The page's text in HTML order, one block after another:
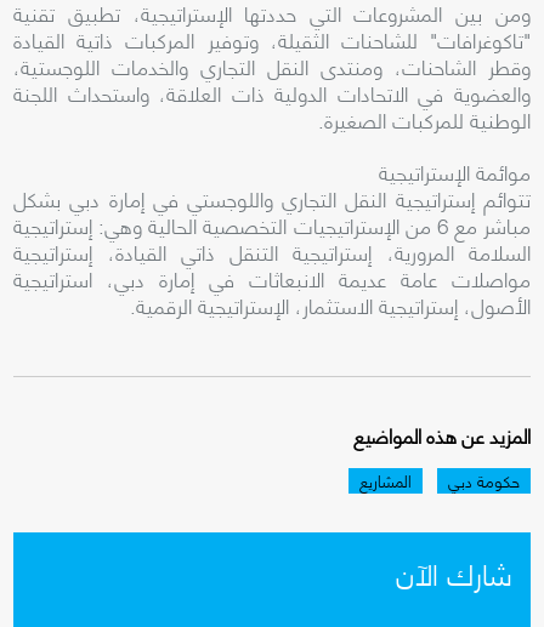
ومن بين المشروعات التي حددتها الإستراتيجية، تطبيق تقنية
"تاكوغرافات" للشاحنات الثقيلة، وتوفير المركبات ذاتية القيادة
وقطر الشاحنات، ومنتدى النقل التجاري والخدمات اللوجستية،
والعضوية في الاتحادات الدولية ذات العلاقة، واستحداث اللجنة
الوطنية للمركبات الصغيرة.
موائمة الإستراتيجية
تتوائم إستراتيجية النقل التجاري واللوجستي في إمارة دبي بشكل
مباشر مع 6 من الإستراتيجيات التخصصية الحالية وهي: إستراتيجية
السلامة المرورية، إستراتيجية التنقل ذاتي القيادة، إستراتيجية
مواصلات عامة عديمة الانبعاثات في إمارة دبي، استراتيجية
الأصول، إستراتيجية الاستثمار، الإستراتيجية الرقمية.
المزيد عن هذه المواضيع
حكومة دبي المشاريع
شارك الآن